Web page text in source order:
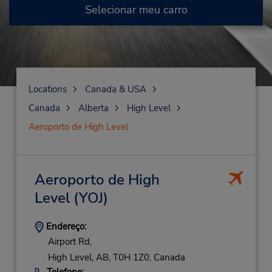
Selecionar meu carro
Locations
Canada & USA
Canada
Alberta
High Level
Aeroporto de High Level
Aeroporto de High
Level(YOJ)
Endereço:
Airport Rd,
High Level, AB, T0H 1Z0, Canada